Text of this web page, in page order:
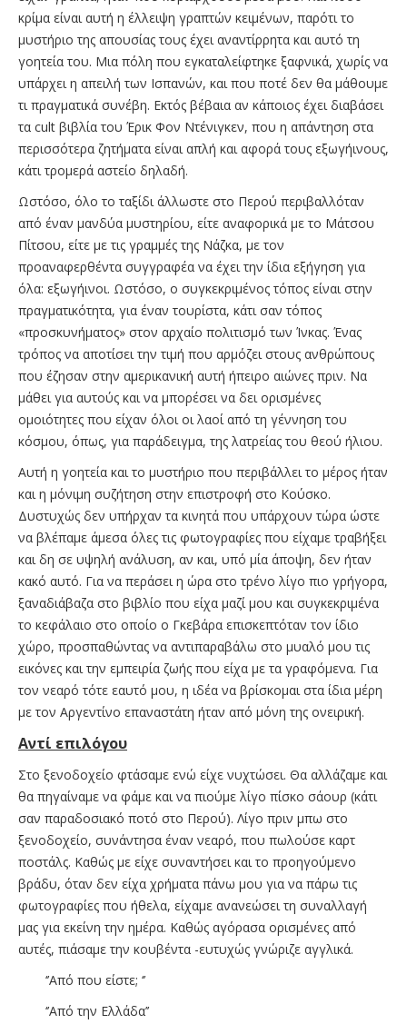
κρίμα είναι αυτή η έλλειψη γραπτών κειμένων, παρότι το
μυστήριο της απουσίας τους έχει αναντίρρητα και αυτό τη
γοητεία του. Μια πόλη που εγκαταλείφτηκε ξαφνικά, χωρίς να
υπάρχει η απειλή των Ισπανών, και που ποτέ δεν θα μάθουμε
τι πραγματικά συνέβη. Εκτός βέβαια αν κάποιος έχει διαβάσει
τα cult βιβλία του Έρικ Φον Ντένιγκεν, που η απάντηση στα
περισσότερα ζητήματα είναι απλή και αφορά τους εξωγήινους,
κάτι τρομερά αστείο δηλαδή.
Ωστόσο, όλο το ταξίδι άλλωστε στο Περού περιβαλλόταν
από έναν μανδύα μυστηρίου, είτε αναφορικά με το Μάτσου
Πίτσου, είτε με τις γραμμές της Νάζκα, με τον
προαναφερθέντα συγγραφέα να έχει την ίδια εξήγηση για
όλα: εξωγήινοι. Ωστόσο, ο συγκεκριμένος τόπος είναι στην
πραγματικότητα, για έναν τουρίστα, κάτι σαν τόπος
«προσκυνήματος» στον αρχαίο πολιτισμό των Ίνκας. Ένας
τρόπος να αποτίσει την τιμή που αρμόζει στους ανθρώπους
που έζησαν στην αμερικανική αυτή ήπειρο αιώνες πριν. Να
μάθει για αυτούς και να μπορέσει να δει ορισμένες
ομοιότητες που είχαν όλοι οι λαοί από τη γέννηση του
κόσμου, όπως, για παράδειγμα, της λατρείας του θεού ήλιου.
Αυτή η γοητεία και το μυστήριο που περιβάλλει το μέρος ήταν
και η μόνιμη συζήτηση στην επιστροφή στο Κούσκο.
Δυστυχώς δεν υπήρχαν τα κινητά που υπάρχουν τώρα ώστε
να βλέπαμε άμεσα όλες τις φωτογραφίες που είχαμε τραβήξει
και δη σε υψηλή ανάλυση, αν και, υπό μία άποψη, δεν ήταν
κακό αυτό. Για να περάσει η ώρα στο τρένο λίγο πιο γρήγορα,
ξαναδιάβαζα στο βιβλίο που είχα μαζί μου και συγκεκριμένα
το κεφάλαιο στο οποίο ο Γκεβάρα επισκεπτόταν τον ίδιο
χώρο, προσπαθώντας να αντιπαραβάλω στο μυαλό μου τις
εικόνες και την εμπειρία ζωής που είχα με τα γραφόμενα. Για
τον νεαρό τότε εαυτό μου, η ιδέα να βρίσκομαι στα ίδια μέρη
με τον Αργεντίνο επαναστάτη ήταν από μόνη της ονειρική.
Αντί επιλόγου
Στο ξενοδοχείο φτάσαμε ενώ είχε νυχτώσει. Θα αλλάζαμε και
θα πηγαίναμε να φάμε και να πιούμε λίγο πίσκο σάουρ (κάτι
σαν παραδοσιακό ποτό στο Περού). Λίγο πριν μπω στο
ξενοδοχείο, συνάντησα έναν νεαρό, που πωλούσε καρτ
ποστάλς. Καθώς με είχε συναντήσει και το προηγούμενο
βράδυ, όταν δεν είχα χρήματα πάνω μου για να πάρω τις
φωτογραφίες που ήθελα, είχαμε ανανεώσει τη συναλλαγή
μας για εκείνη την ημέρα. Καθώς αγόρασα ορισμένες από
αυτές, πιάσαμε την κουβέντα -ευτυχώς γνώριζε αγγλικά.
‘’Από που είστε; ‘’
‘’Από την Ελλάδα’’